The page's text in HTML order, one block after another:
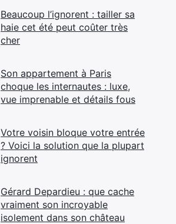
Beaucoup l’ignorent : tailler sa
haie cet été peut coûter très
cher
Son appartement à Paris
choque les internautes : luxe,
vue imprenable et détails fous
Votre voisin bloque votre entrée
? Voici la solution que la plupart
ignorent
Gérard Depardieu : que cache
vraiment son incroyable
isolement dans son château